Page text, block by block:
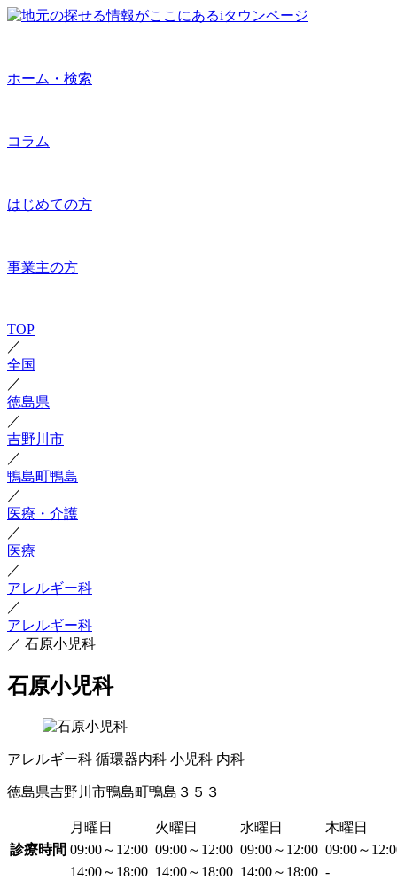
ホーム・検索
コラム
はじめての方
事業主の方
TOP
／
全国
／
徳島県
／
吉野川市
／
鴨島町鴨島
／
医療・介護
／
医療
／
アレルギー科
／
アレルギー科
／ 石原小児科
石原小児科
アレルギー科 循環器内科 小児科 内科
徳島県吉野川市鴨島町鴨島３５３
月曜日 火曜日 水曜日 木曜日
診療時間 09:00～12:00 09:00～12:00 09:00～12:00 09:00～
14:00～18:00 14:00～18:00 14:00～18:00 -